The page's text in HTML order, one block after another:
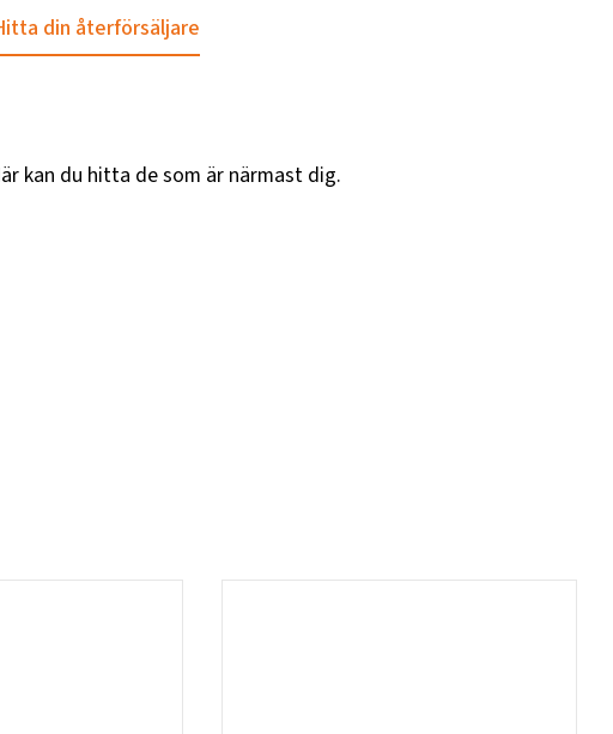
din återförsäljare
kan du hitta de som är närmast dig.